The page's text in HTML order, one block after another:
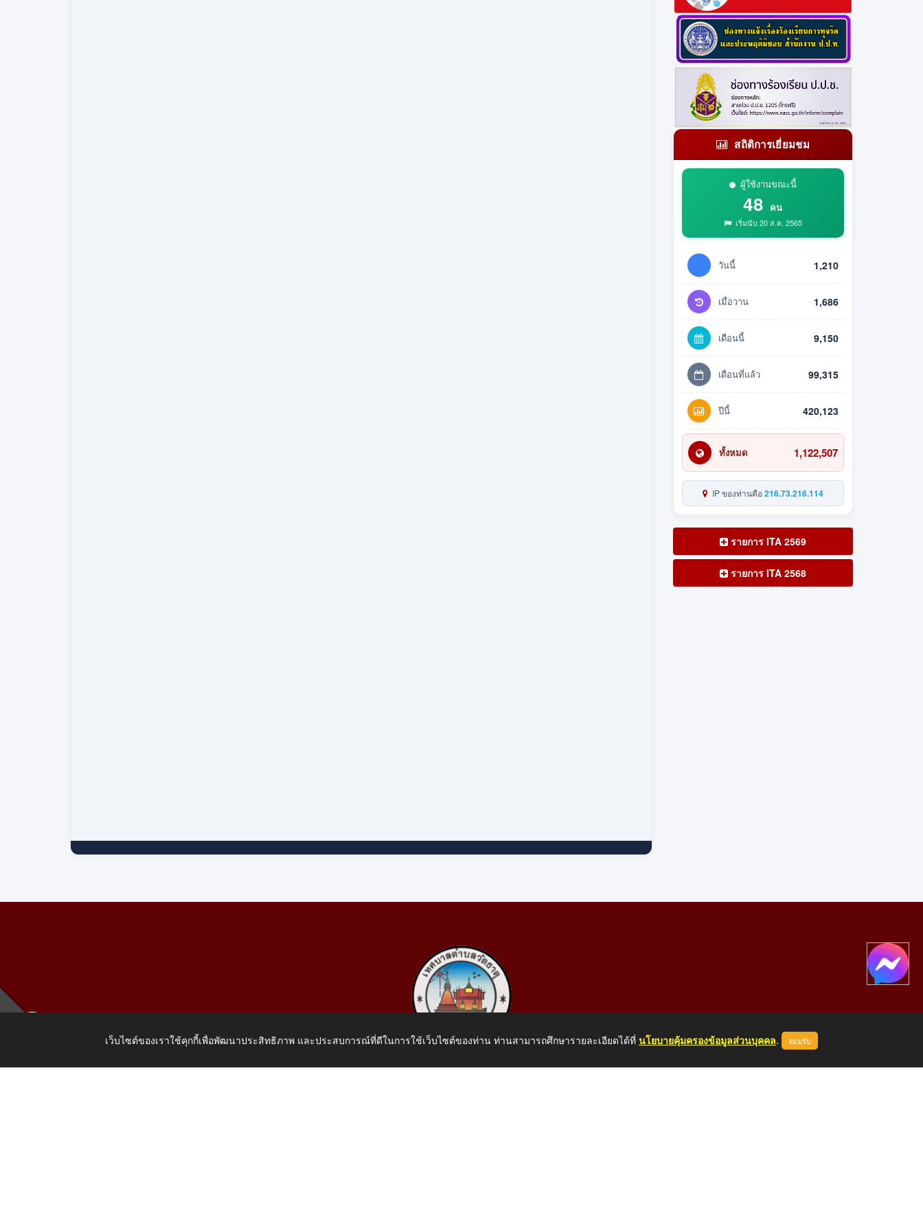
สถิติการเยี่ยมชม
ผู้ใช้งานขณะนี้
48 คน
เริ่มนับ 20 ส.ค. 2565
วันนี้ 1,210
เมื่อวาน 1,686
เดือนนี้ 9,150
เดือนที่แล้ว 99,315
ปีนี้ 420,123
ทั้งหมด 1,122,507
IP ของท่านคือ216.73.216.114
รายการ ITA 2569
รายการ ITA 2568
เว็บไซต์ของเราใช้คุกกี้เพื่อพัฒนาประสิทธิภาพ และประสบการณ์ที่ดีในการใช้เว็บไซต์ของท่าน ท่านสามารถศึกษารายละเอียดได้ที่ นโยบายคุ้มครองข้อมูลส่วนบุคคล. ยอมรับ